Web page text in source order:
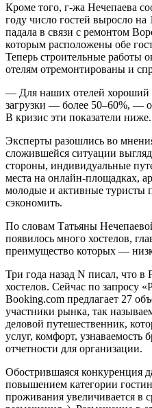
Кроме того, г-жа Нечепаева
году число гостей выросло на
падала в связи с ремонтом
которым расположены обе
Теперь строительные работы
отелям отремонтированы и
— Для наших отелей хороший
загрузки — более 50–60%, —
В кризис эти показатели ниже.
Эксперты разошлись во
сложившейся ситуации
стороны, индивидуальные
места на онлайн-площадках,
молодые и активные туристы
сэкономить.
По словам Татьяны
появилось много хостелов,
преимущество которых —
Три года назад N писал, что в
хостелов. Сейчас по запросу
Booking.com предлагает 27
участники рынка, так
деловой путешественник,
услуг, комфорт, узнаваемость
отчетности для организации.
Обострившаяся конкуренция
повышением категории
проживания увеличивается в